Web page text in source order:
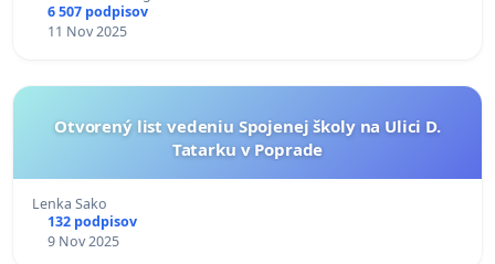
6 507 podpisov
11 Nov 2025
Otvorený list vedeniu Spojenej školy na Ulici D.
Tatarku v Poprade
Lenka Sako
132 podpisov
9 Nov 2025